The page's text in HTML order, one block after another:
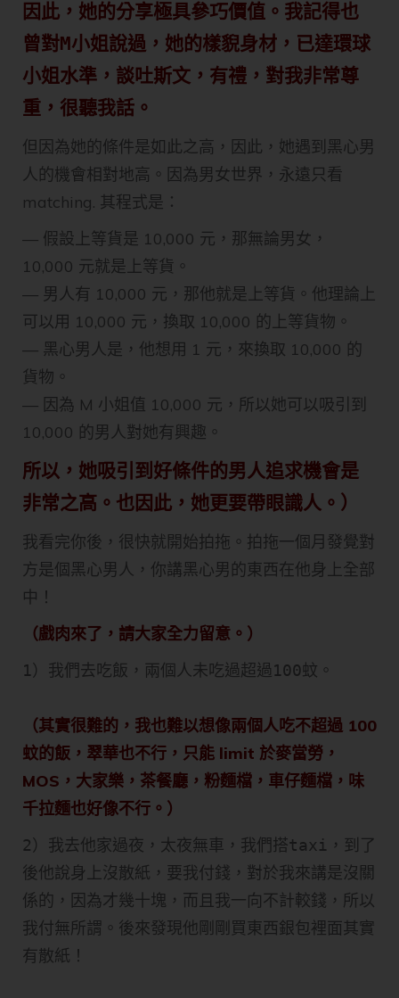
因此，她的分享極具參巧價值。我記得也
曾對M小姐說過，她的樣貎身材，已達環球
小姐水準，談吐斯文，有禮，對我非常尊
重，很聽我話。
但因為她的條件是如此之高，因此，她遇到黑心男
人的機會相對地高。因為男女世界，永遠只看
matching. 其程式是：
— 假設上等貨是 10,000 元，那無論男女，
10,000 元就是上等貨。
— 男人有 10,000 元，那他就是上等貨。他理論上
可以用 10,000 元，換取 10,000 的上等貨物。
— 黑心男人是，他想用 1 元，來換取 10,000 的
貨物。
— 因為 M 小姐值 10,000 元，所以她可以吸引到
10,000 的男人對她有興趣。
所以，她吸引到好條件的男人追求機會是
非常之高。也因此，她更要帶眼識人。）
我看完你後，很快就開始拍拖。拍拖一個月發覺對
方是個黑心男人，你講黑心男的東西在他身上全部
中！
（戲肉來了，請大家全力留意。）
1）我們去吃飯，兩個人未吃過超過100蚊。
（其實很難的，我也難以想像兩個人吃不超過 100
蚊的飯，翠華也不行，只能 limit 於麥當勞，
MOS，大家樂，茶餐廳，粉麵檔，車仔麵檔，味
千拉麵也好像不行。）
2）我去他家過夜，太夜無車，我們搭taxi，到了
後他說身上沒散紙，要我付錢，對於我來講是沒關
係的，因為才幾十塊，而且我一向不計較錢，所以
我付無所謂。後來發現他剛剛買東西銀包裡面其實
有散紙！